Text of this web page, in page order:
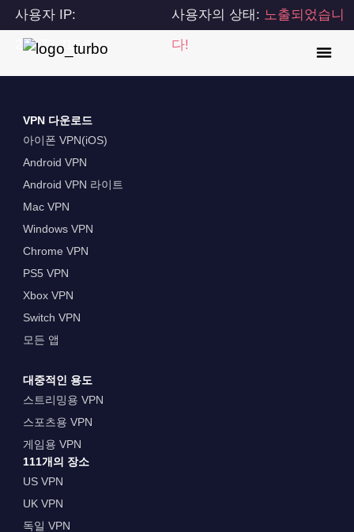
사용자 IP:
216.73.216.86
사용자의 상태: 노출되었습니
다!
VPN 다운로드
아이폰 VPN(iOS)
Android VPN
Android VPN 라이트
Mac VPN
Windows VPN
Chrome VPN
PS5 VPN
Xbox VPN
Switch VPN
모든 앱
대중적인 용도
스트리밍용 VPN
스포츠용 VPN
게임용 VPN
111개의 장소
US VPN
UK VPN
독일 VPN